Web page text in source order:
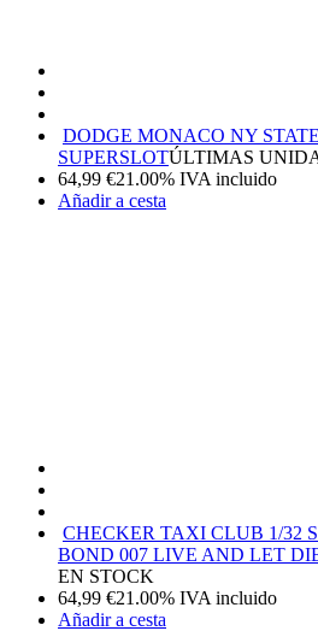
DODGE MONACO NY
SUPERSLOTÚLTIMAS
64,99 €21.00% IVA incluido
Añadir a cesta
CHECKER TAXI CLUB 1/32
BOND 007 LIVE AND LET
EN STOCK
64,99 €21.00% IVA incluido
Añadir a cesta